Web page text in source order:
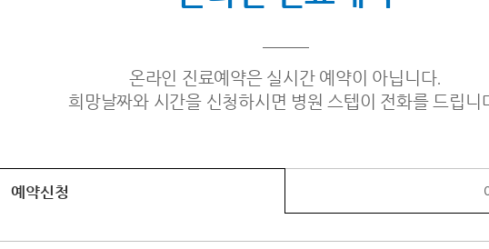
온라인 진료예약은 실시간 예약이 아닙니다.
희망날짜와 시간을 신청하시면 병원 스텝이 전화를 드립니
예약신청